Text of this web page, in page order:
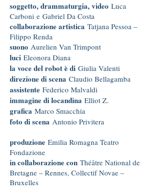
soggetto, drammaturgia, video Luca
Carboni e Gabriel Da Costa
collaborazione artistica Tatjana Pessoa –
Filippo Renda
suono Aurelien Van Trimpont
luci Eleonora Diana
la voce del robot è di Giulia Valenti
direzione di scena Claudio Bellagamba
assistente Federico Malvaldi
immagine di locandina Elliot Z.
grafica Marco Smacchia
foto di scena Antonio Privitera
produzione Emilia Romagna Teatro
Fondazione
in collaborazione con Théâtre National de
Bretagne – Rennes, Collectif Novae –
Bruxelles